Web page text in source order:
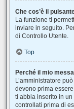
Che cos’è il
La funzione ti
inviare in seguito.
di Controllo Utente.
Top
Perché il mio
L’amministratore
devono prima
ti abbia inserito in
controllati prima di